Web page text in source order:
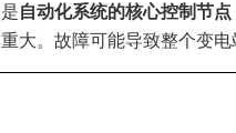
是自动化系统的核心控制节点
重大。故障可能导致整个变电